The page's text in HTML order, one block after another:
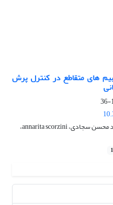
های متقاطع در کنترل پرش
سعید حاجی علی گل، جواد احدیان، سید محسن سجادی، annarita scorzini،